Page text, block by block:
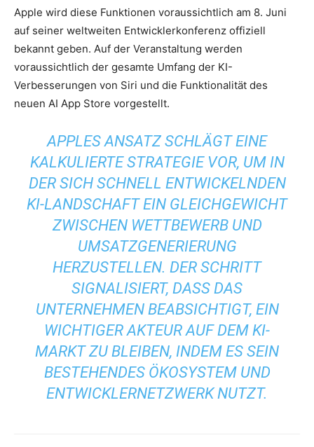
Apple wird diese Funktionen voraussichtlich am 8. Juni
auf seiner weltweiten Entwicklerkonferenz offiziell
bekannt geben. Auf der Veranstaltung werden
voraussichtlich der gesamte Umfang der KI-
Verbesserungen von Siri und die Funktionalität des
neuen AI App Store vorgestellt.
APPLES ANSATZ SCHLÄGT EINE
KALKULIERTE STRATEGIE VOR, UM IN
DER SICH SCHNELL ENTWICKELNDEN
KI-LANDSCHAFT EIN GLEICHGEWICHT
ZWISCHEN WETTBEWERB UND
UMSATZGENERIERUNG
HERZUSTELLEN. DER SCHRITT
SIGNALISIERT, DASS DAS
UNTERNEHMEN BEABSICHTIGT, EIN
WICHTIGER AKTEUR AUF DEM KI-
MARKT ZU BLEIBEN, INDEM ES SEIN
BESTEHENDES ÖKOSYSTEM UND
ENTWICKLERNETZWERK NUTZT.